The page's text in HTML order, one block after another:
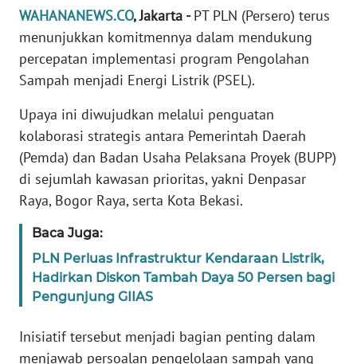
WAHANANEWS.CO, Jakarta -PT PLN (Persero) terus
menunjukkan komitmennya dalam mendukung
percepatan implementasi program Pengolahan
Sampah menjadi Energi Listrik (PSEL).
Upaya ini diwujudkan melalui penguatan
kolaborasi strategis antara Pemerintah Daerah
(Pemda) dan Badan Usaha Pelaksana Proyek (BUPP)
di sejumlah kawasan prioritas, yakni Denpasar
Raya, Bogor Raya, serta Kota Bekasi.
Baca Juga:
PLN Perluas Infrastruktur Kendaraan Listrik,
Hadirkan Diskon Tambah Daya 50 Persen bagi
Pengunjung GIIAS
Inisiatif tersebut menjadi bagian penting dalam
menjawab persoalan pengelolaan sampah yang
INDEKS
BERITA
KONTAK
KAMI
INFO
IKLAN
TENTANG
KAMI
MEDIA
SIBER